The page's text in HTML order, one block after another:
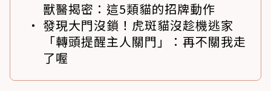
獸醫揭密：這5類貓的招牌動作
發現大門沒鎖！虎斑貓沒趁機逃家
「轉頭提醒主人關門」：再不關我走
了喔